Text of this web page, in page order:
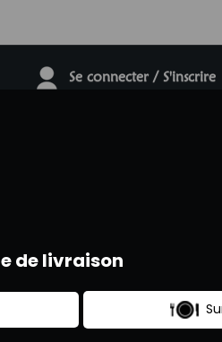
Se connecter / S'inscrire